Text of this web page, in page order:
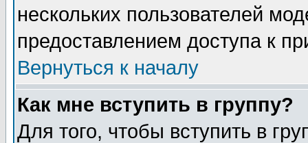
нескольких пользователей
предоставлением доступа к
Вернуться к началу
Как мне вступить в группу?
Для того, чтобы вступить в